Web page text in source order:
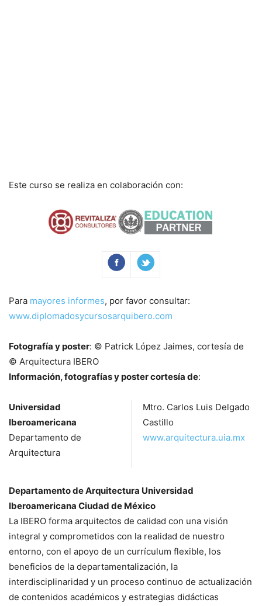
Este curso se realiza en colaboración con:
Para mayores informes, por favor consultar:
www.diplomadosycursosarquibero.com
Fotografía y poster: © Patrick López Jaimes, cortesía de
© Arquitectura IBERO
Información, fotografías y poster cortesía de:
Universidad
Iberoamericana
Departamento de
Arquitectura
Mtro. Carlos Luis Delgado
Castillo
www.arquitectura.uia.mx
Departamento de Arquitectura Universidad
Iberoamericana Ciudad de México
La IBERO forma arquitectos de calidad con una visión
integral y comprometidos con la realidad de nuestro
entorno, con el apoyo de un currículum flexible, los
beneficios de la departamentalización, la
interdisciplinaridad y un proceso continuo de actualización
de contenidos académicos y estrategias didácticas